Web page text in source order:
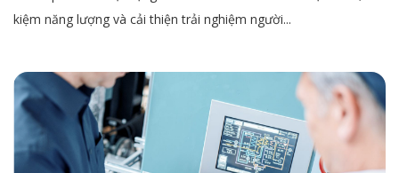
kiệm năng lượng và cải thiện trải nghiệm người...